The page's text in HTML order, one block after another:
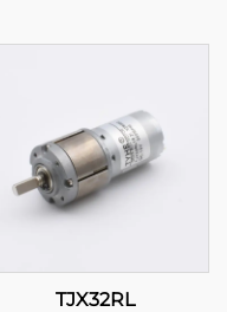
TJX32RL